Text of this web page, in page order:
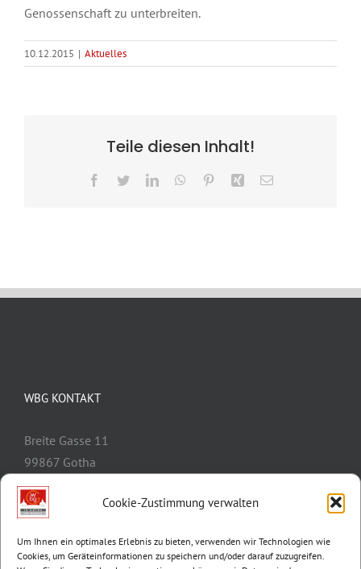
Cookie-Zustimmung verwalten
Um Ihnen ein optimales Erlebnis zu bieten, verwenden wir Technologien wie
Cookies, um Geräteinformationen zu speichern und/oder darauf zuzugreifen.
Genossenschaft zu unterbreiten.
10.12.2015 | Aktuelles
Teile diesen Inhalt!
Facebook
TwitterLinkedInWhatsApp
PinterestXing E-
WBG KONTAKT
Breite Gasse 11
99867 Gotha
Telefon:
E-Mail:
info@wbg-gotha.de